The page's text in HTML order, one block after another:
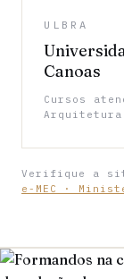
ULBRA
Canoas
Cursos
Verifique a
e-MEC ·